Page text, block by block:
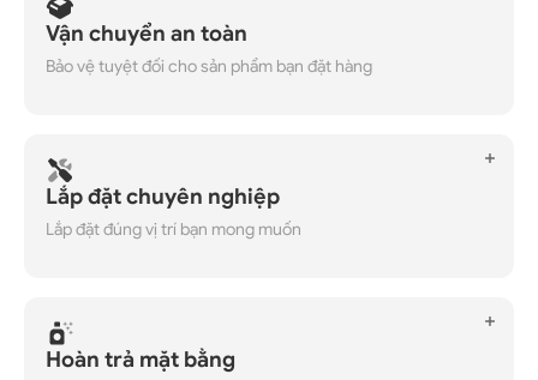
Vận chuyển an toàn
Bảo vệ tuyệt đối cho sản phẩm bạn đặt hàng
Lắp đặt chuyên nghiệp
Lắp đặt đúng vị trí bạn mong muốn
Hoàn trả mặt bằng